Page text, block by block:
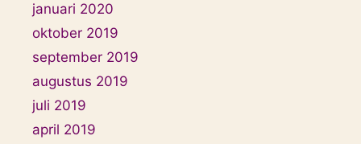
januari 2020
oktober 2019
september 2019
augustus 2019
juli 2019
april 2019